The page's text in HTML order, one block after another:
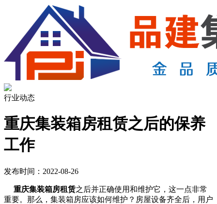
行业动态
重庆集装箱房租赁之后的保养
工作
发布时间：2022-08-26
重庆集装箱房租赁之后并正确使用和维护它，这一点非常
重要。那么，集装箱房应该如何维护？房屋设备齐全后，用户